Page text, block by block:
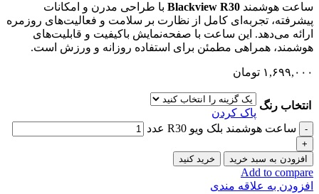
ساعت هوشمند Blackview R30 با طراحی مدرن و امکانات
پیشرفته، تجربه‌ای کامل از نظارت بر سلامت و فعالیت‌های روزمره
ارائه می‌دهد. این ساعت با صفحه‌نمایش باکیفیت و قابلیت‌های
هوشمند، همراهی مطمئن برای استفاده روزانه و ورزش است.
۱,۶۹۹,۰۰۰ تومان
انتخاب رنگ
پاک کردن
ساعت هوشمند بلک ویو R30 عدد
افزودن به سبد خرید خرید کنید
Add to compare
افزودن به علاقه مندی